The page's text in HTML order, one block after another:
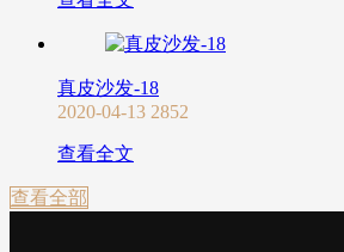
真皮沙发-18
2020-04-13 2852
查看全文
查看全部